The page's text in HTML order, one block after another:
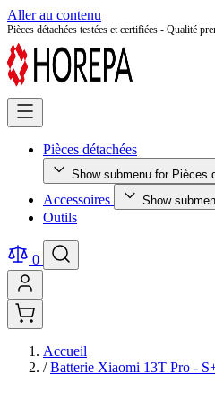
Aller au contenu
Retour facile sous 14 jours - Achetez en toute
Pièces détachées
Show submenu for Pièces
Accessoires Show
Outils
0
Accueil
/ Batterie Xiaomi 13T Pro -